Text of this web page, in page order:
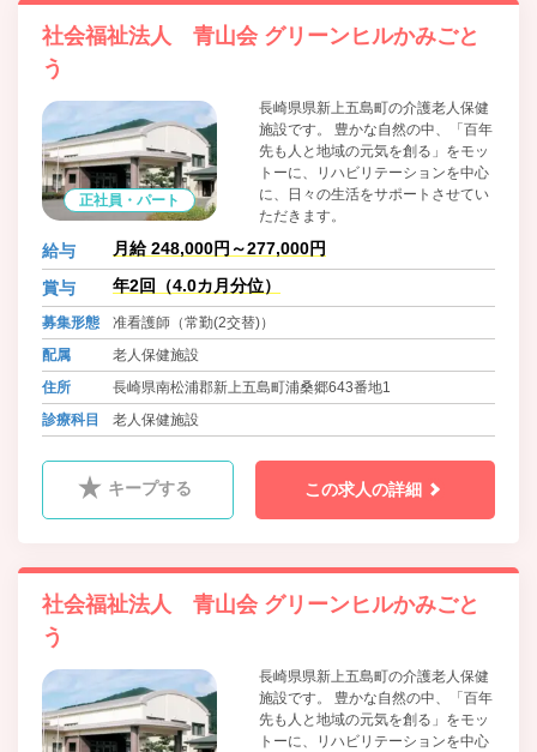
社会福祉法人 青山会 グリーンヒルかみごと
う
正社員・パート
長崎県県新上五島町の介護老人保健
施設です。 豊かな自然の中、「百年
先も人と地域の元気を創る」をモッ
トーに、リハビリテーションを中心
に、日々の生活をサポートさせてい
ただきます。
給与 月給 248,000円～277,000円
賞与 年2回（4.0カ月分位）
募集形態
准看護師（常勤(2交替)）
配属
老人保健施設
住所
長崎県南松浦郡新上五島町浦桑郷643番地1
診療科目
老人保健施設
キープする この求人の詳細
社会福祉法人 青山会 グリーンヒルかみごと
う
長崎県県新上五島町の介護老人保健
施設です。 豊かな自然の中、「百年
先も人と地域の元気を創る」をモッ
トーに、リハビリテーションを中心